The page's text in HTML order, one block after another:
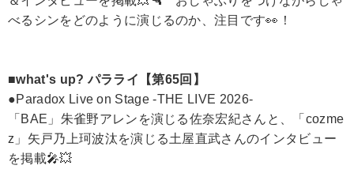
べるシンをどのように演じるのか、注目です👀！
■what's up? パラライ【第65回】
●Paradox Live on Stage -THE LIVE 2026-
「BAE」朱雀野アレンを演じる佐奈宏紀さんと、「cozme
z」矢戸乃上珂波汰を演じる土屋直武さんのインタビュー
を掲載🎤💥